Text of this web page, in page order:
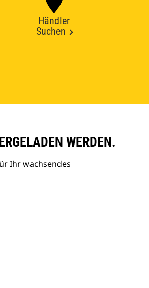
Händler
Suchen
WERDEN.
Ihr wachsendes